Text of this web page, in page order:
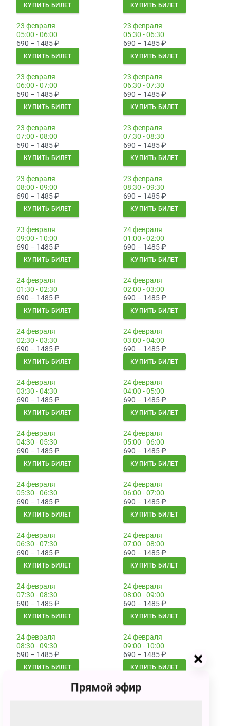
КУПИТЬ БИЛЕТ КУПИТЬ БИЛЕТ
23 февраля
05:00 - 06:00
690 – 1485₽
КУПИТЬ БИЛЕТ
23 февраля
05:30 - 06:30
690 – 1485₽
КУПИТЬ БИЛЕТ
23 февраля
06:00 - 07:00
690 – 1485₽
КУПИТЬ БИЛЕТ
23 февраля
06:30 - 07:30
690 – 1485₽
КУПИТЬ БИЛЕТ
23 февраля
07:00 - 08:00
690 – 1485₽
КУПИТЬ БИЛЕТ
23 февраля
07:30 - 08:30
690 – 1485₽
КУПИТЬ БИЛЕТ
23 февраля
08:00 - 09:00
690 – 1485₽
КУПИТЬ БИЛЕТ
23 февраля
08:30 - 09:30
690 – 1485₽
КУПИТЬ БИЛЕТ
23 февраля
09:00 - 10:00
690 – 1485₽
КУПИТЬ БИЛЕТ
24 февраля
01:00 - 02:00
690 – 1485₽
КУПИТЬ БИЛЕТ
24 февраля
01:30 - 02:30
690 – 1485₽
КУПИТЬ БИЛЕТ
24 февраля
02:00 - 03:00
690 – 1485₽
КУПИТЬ БИЛЕТ
24 февраля
02:30 - 03:30
690 – 1485₽
КУПИТЬ БИЛЕТ
24 февраля
03:00 - 04:00
690 – 1485₽
КУПИТЬ БИЛЕТ
24 февраля
03:30 - 04:30
690 – 1485₽
КУПИТЬ БИЛЕТ
24 февраля
04:00 - 05:00
690 – 1485₽
КУПИТЬ БИЛЕТ
24 февраля
04:30 - 05:30
690 – 1485₽
КУПИТЬ БИЛЕТ
24 февраля
05:00 - 06:00
690 – 1485₽
КУПИТЬ БИЛЕТ
24 февраля
05:30 - 06:30
690 – 1485₽
КУПИТЬ БИЛЕТ
24 февраля
06:00 - 07:00
690 – 1485₽
КУПИТЬ БИЛЕТ
24 февраля
06:30 - 07:30
690 – 1485₽
КУПИТЬ БИЛЕТ
24 февраля
07:00 - 08:00
690 – 1485₽
КУПИТЬ БИЛЕТ
24 февраля
07:30 - 08:30
690 – 1485₽
КУПИТЬ БИЛЕТ
24 февраля
08:00 - 09:00
690 – 1485₽
КУПИТЬ БИЛЕТ
24 февраля
08:30 - 09:30
690 – 1485₽
КУПИТЬ БИЛЕТ
24 февраля
09:00 - 10:00
690 – 1485₽
КУПИТЬ БИЛЕТ
25 февраля
Прямой эфир